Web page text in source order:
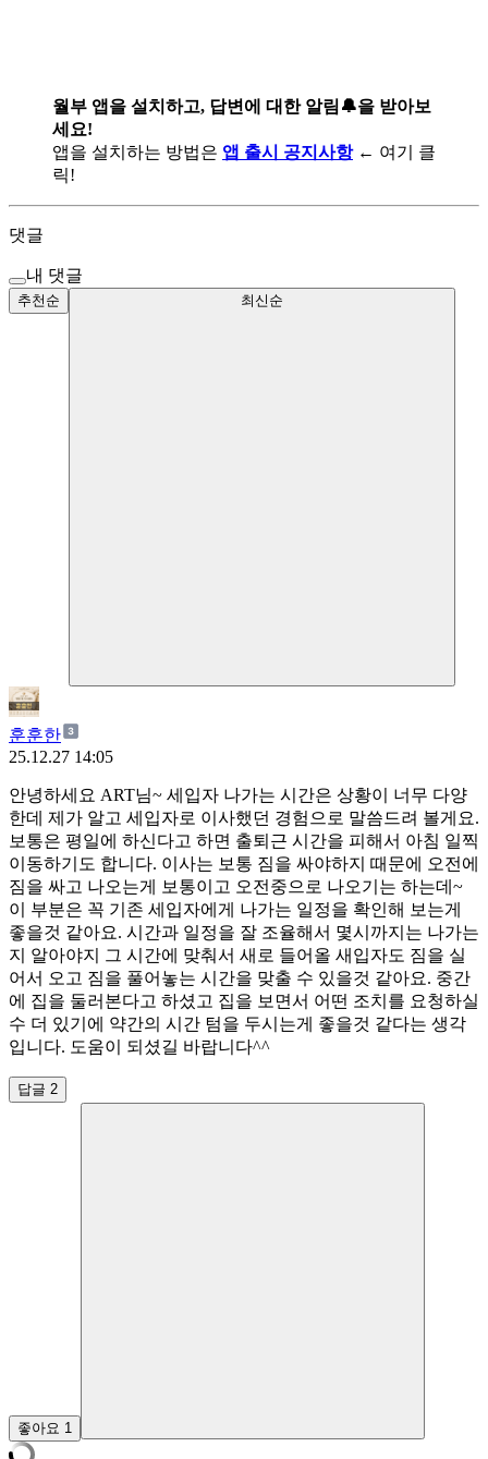
월부 앱을 설치하고, 답변에 대한 알림🔔을 받아보
세요!
앱을 설치하는 방법은 앱 출시 공지사항← 여기 클
릭!
댓글
내 댓글
추천순 최신순
훈훈한
25.12.27 14:05
안녕하세요 ART님~ 세입자 나가는 시간은 상황이 너무 다양
한데 제가 알고 세입자로 이사했던 경험으로 말씀드려 볼게요.
보통은 평일에 하신다고 하면 출퇴근 시간을 피해서 아침 일찍
이동하기도 합니다. 이사는 보통 짐을 싸야하지 때문에 오전에
짐을 싸고 나오는게 보통이고 오전중으로 나오기는 하는데~
이 부분은 꼭 기존 세입자에게 나가는 일정을 확인해 보는게
좋을것 같아요. 시간과 일정을 잘 조율해서 몇시까지는 나가는
지 알아야지 그 시간에 맞춰서 새로 들어올 새입자도 짐을 실
어서 오고 짐을 풀어놓는 시간을 맞출 수 있을것 같아요. 중간
에 집을 둘러본다고 하셨고 집을 보면서 어떤 조치를 요청하실
수 더 있기에 약간의 시간 텀을 두시는게 좋을것 같다는 생각
입니다. 도움이 되셨길 바랍니다^^
답글 2
좋아요 1